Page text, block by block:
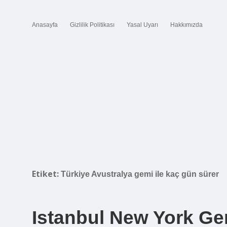
Anasayfa Gizlilik Politikası Yasal Uyarı Hakkımızda
Etiket: Türkiye Avustralya gemi ile kaç gün sürer
Istanbul New York